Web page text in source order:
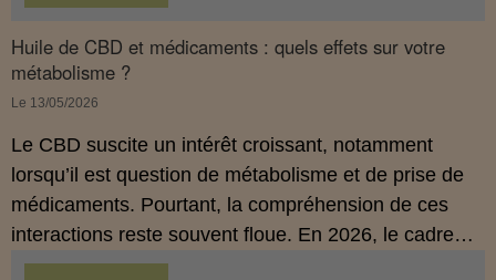
Huile de CBD et médicaments : quels effets sur votre
métabolisme ?
Le 13/05/2026
Le CBD suscite un intérêt croissant, notamment
lorsqu’il est question de métabolisme et de prise de
médicaments. Pourtant, la compréhension de ces
interactions reste souvent floue. En 2026, le cadre
légal français impose des règles strictes : seuls les